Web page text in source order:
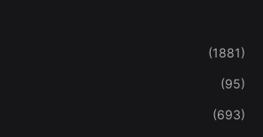
(1881)
(95)
(693)